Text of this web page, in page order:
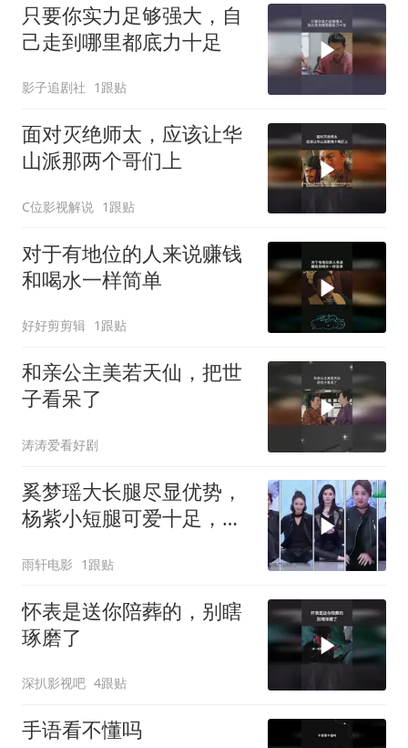
只要你实力足够强大，自
己走到哪里都底力十足
影子追剧社 1跟贴
面对灭绝师太，应该让华
山派那两个哥们上
C位影视解说 1跟贴
对于有地位的人来说赚钱
和喝水一样简单
好好剪剪辑 1跟贴
和亲公主美若天仙，把世
子看呆了
涛涛爱看好剧
奚梦瑶大长腿尽显优势，
杨紫小短腿可爱十足，张
雨轩电影 1跟贴
怀表是送你陪葬的，别瞎
琢磨了
深扒影视吧 4跟贴
手语看不懂吗